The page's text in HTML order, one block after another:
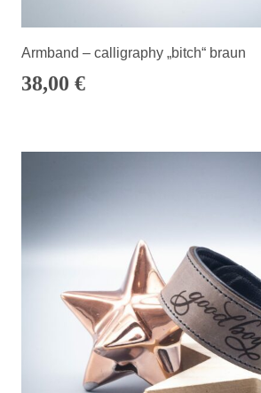
Armband – calligraphy „bitch“ braun
38,00 €